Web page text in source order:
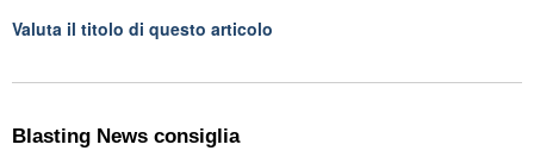
Valuta il titolo di questo articolo
Blasting News consiglia